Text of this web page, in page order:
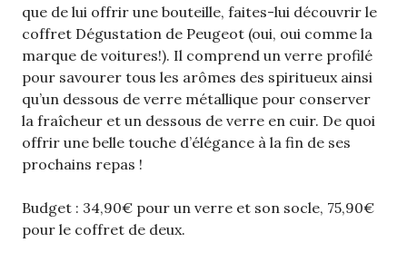
que de lui offrir une bouteille, faites-lui découvrir le
coffret Dégustation de Peugeot (oui, oui comme la
marque de voitures!). Il comprend un verre profilé
pour savourer tous les arômes des spiritueux ainsi
qu’un dessous de verre métallique pour conserver
la fraîcheur et un dessous de verre en cuir. De quoi
offrir une belle touche d’élégance à la fin de ses
prochains repas !
Budget : 34,90€ pour un verre et son socle, 75,90€
pour le coffret de deux.